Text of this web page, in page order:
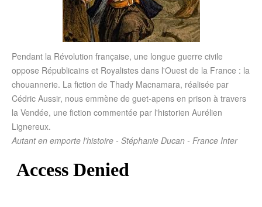
Pendant la Révolution française, une longue guerre civile
oppose Républicains et Royalistes dans l'Ouest de la France : la
chouannerie. La fiction de Thady Macnamara, réalisée par
Cédric Aussir, nous emmène de guet-apens en prison à travers
la Vendée, une fiction commentée par l'historien Aurélien
Lignereux.
Autant en emporte l'histoire - Stéphanie Ducan - France Inter